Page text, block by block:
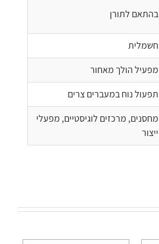
בהתאם לתורן
חשמלית
מפעיל הולך מאחור
תפעול נוח במעברים צרים
מחסנים, מרכזים לוגיסטיים, מפעלי
ייצור